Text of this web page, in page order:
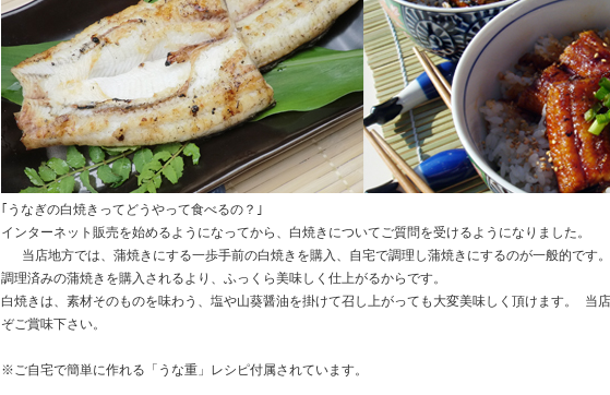
｢うなぎの白焼きってどうやって食べるの？｣
インターネット販売を始めるようになってから、白焼きについてご質問を受けるようになりました。
当店地方では、蒲焼きにする一歩手前の白焼きを購入、自宅で調理し蒲焼きにするのが一般的です。
調理済みの蒲焼きを購入されるより、ふっくら美味しく仕上がるからです。
白焼きは、素材そのものを味わう、塩や山葵醤油を掛けて召し上がっても大変美味しく頂けます。 当
ぞご賞味下さい。
※ご自宅で簡単に作れる「うな重」レシピ付属されています。